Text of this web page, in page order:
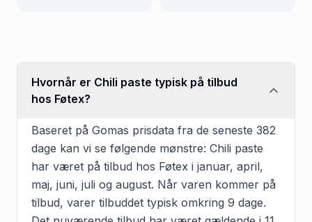
Hvornår er Chili paste typisk på tilbud
hos Føtex?
Baseret på Gomas prisdata fra de seneste 382
dage kan vi se følgende mønstre: Chili paste
har været på tilbud hos Føtex i januar, april,
maj, juni, juli og august. Når varen kommer på
tilbud, varer tilbuddet typisk omkring 9 dage.